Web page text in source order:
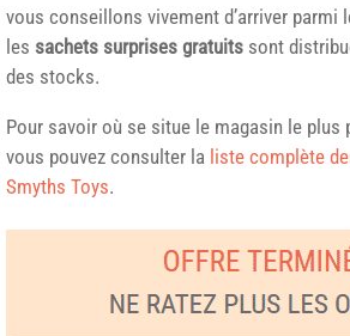
vous conseillons vivement d’arriver parmi
les sachets surprises gratuits sont
des stocks.
Pour savoir où se situe le magasin le plus
vous pouvez consulter la liste complète
Smyths Toys.